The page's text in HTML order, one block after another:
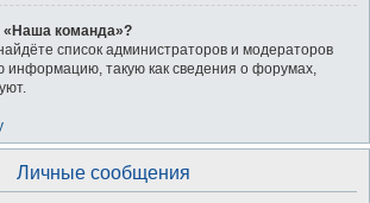
«Наша команда»?
список администраторов и модераторов
информацию, такую как сведения о форумах,
Личные сообщения